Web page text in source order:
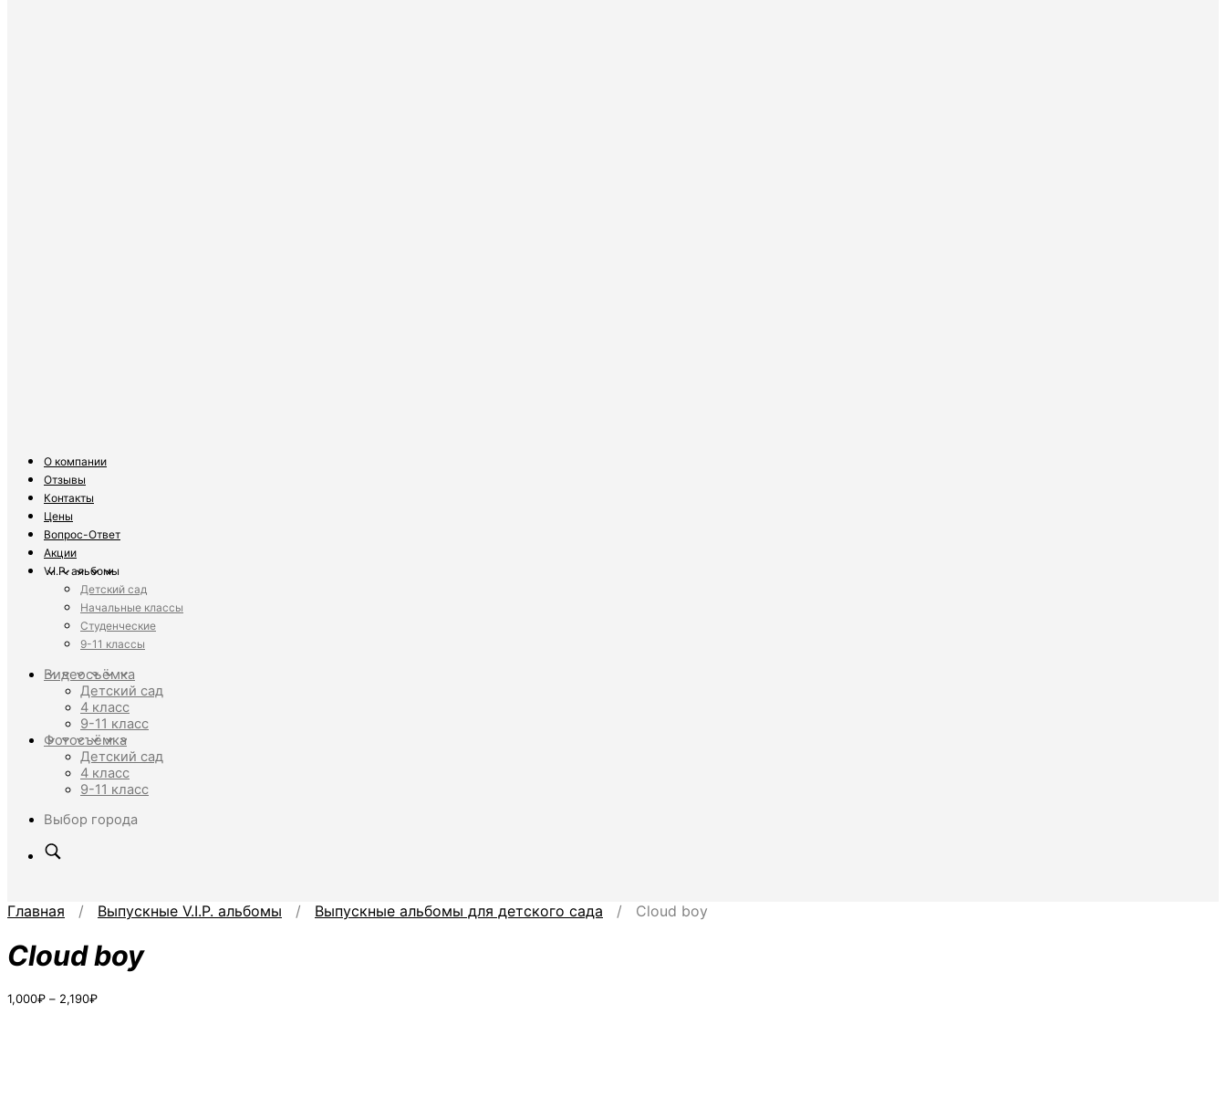
О компании
Отзывы
Контакты
Цены
Вопрос-Ответ
Акции
V.I.P. альбомы
Детский сад
Начальные классы
Студенческие
9-11 классы
Видеосъёмка
Детский сад
4 класс
9-11 класс
Фотосъёмка
Детский сад
4 класс
9-11 класс
Выбор города
Главная / Выпускные V.I.P. альбомы / Выпускные альбомы для детского сада / Cloud boy
Cloud boy
1,000₽ – 2,190₽Диапазон